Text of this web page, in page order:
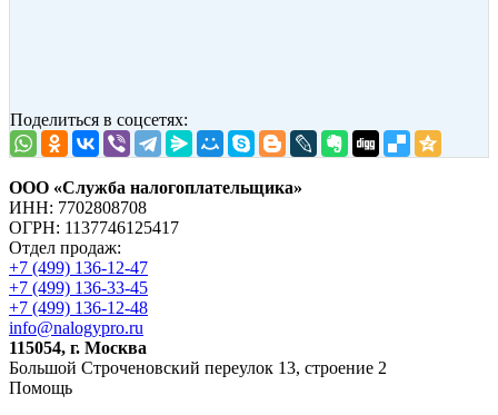
Поделиться в соцсетях:
ООО «Служба налогоплательщика»
ИНН: 7702808708
ОГРН: 1137746125417
Отдел продаж:
+7 (499) 136-12-47
+7 (499) 136-33-45
+7 (499) 136-12-48
info@nalogypro.ru
115054, г. Москва
Большой Строченовский переулок 13, строение 2
Помощь